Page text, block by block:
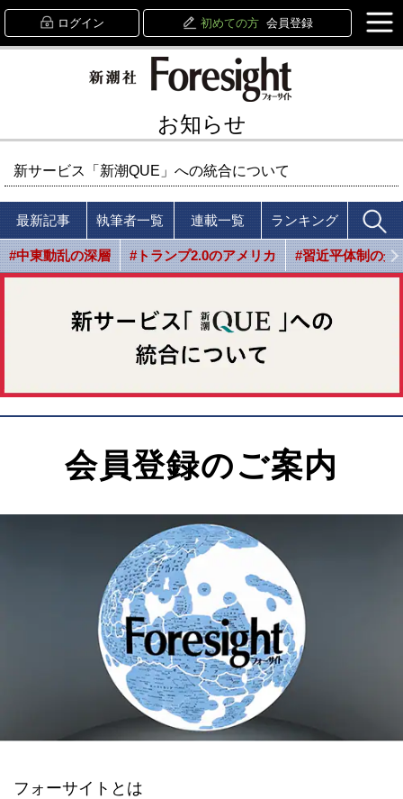
ログイン 初めての方 会員登録
お知らせ
新サービス「新潮QUE」への統合について
最新記事 執筆者一覧 連載一覧 ランキング
#中東動乱の深層 #トランプ2.0のアメリカ #習近平体制の光
会員登録のご案内
フォーサイトとは